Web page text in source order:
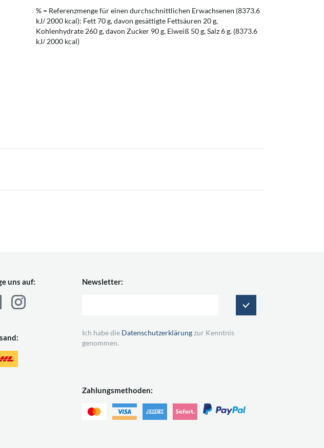
% = Referenzmenge für einen durchschnittlichen Erwachsenen (8373.6
kJ/ 2000 kcal): Fett 70 g, davon gesättigte Fettsäuren 20 g,
Kohlenhydrate 260 g, davon Zucker 90 g, Eiweiß 50 g, Salz 6 g. (8373.6
kJ/ 2000 kcal)
uns auf: Newsletter:
Ich habe die Datenschutzerklärungzur Kenntnis
genommen.
Zahlungsmethoden: